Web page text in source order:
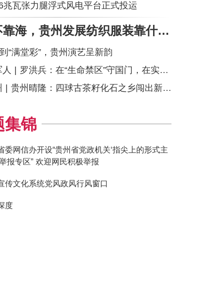
兆瓦张力腿浮式风电平台正式投运
不产棉花不靠海，贵州发展纺织服装靠什么？丨“黔”进的力量
“满堂彩”，贵州演艺呈新韵
罗洪兵：在“生命禁区”守国门，在实验室里砺初心
贵州晴隆：四球古茶籽化石之乡闯出新赛道
集锦